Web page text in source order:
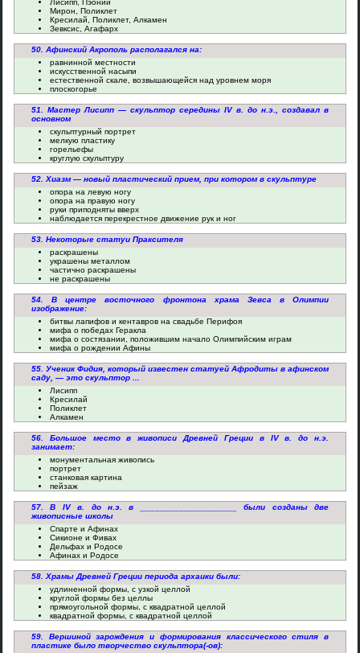
Лисипп, Пэоний
Мирон, Поликлет
Кресилай, Поликлет, Алкамен
Зевксис, Агафарх
50. Афинский Акрополь располагался на:
равнинной местности
искусственной насыпи
естественной скале, возвышающейся над уровнем моря
плоскогорье
51. Мастер Лисипп — скульптор середины IV в. до н.э., создавал в
основном
скульптурный портрет
мелкую пластику
горельефы
круглую скульптуру
52. Хиазм — новый пластический прием, при котором в скульптуре
опора на левую ногу
опора на правую ногу
руки приподняты вверх
наблюдается перекрестное движение рук и ног
53. Некоторые статуи Праксителя
раскрашены
украшены металлом
частично раскрашены
не раскрашены
54. В центре восточного фронтона храма Зевса в Олимпии
изображение:
битвы лапифов и кентавров на свадьбе Перифоя
мифа о победах Геракла
мифа о состязании, положившим начало Олимпийским играм
мифа о рождении Афины
55. Ученик Фидия, который известен статуей Афродиты в афинском
саду, — это скульптор ...
Лисипп
Кресилай
Поликлет
Алкамен
56. Большое место в живописи Древней Греции в IV в. до н.э.
занимает:
монументальная живопись
портрет
станковая картина
пейзаж
57. В IV в. до н.э. в ____________________ были созданы две
живописные школы
Спарте и Афинах
Сикионе и Фивах
Дельфах и Родосе
Афинах и Родосе
58. Храмы Древней Греции периода архаики были:
удлиненной формы, с узкой целлой
круглой формы без целлы
прямоугольной формы, с квадратной целлой
квадратной формы, с квадратной целлой
59. Вершиной зарождения и формирования классического стиля в
пластике было творчество скульптора(-ов):